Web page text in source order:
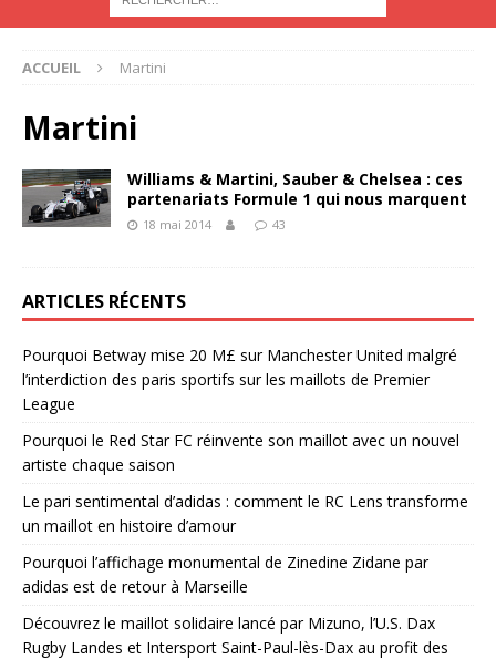
ACCUEIL Martini
Martini
Williams & Martini, Sauber & Chelsea : ces
partenariats Formule 1 qui nous marquent
18 mai 2014 43
ARTICLES RÉCENTS
Pourquoi Betway mise 20 M£ sur Manchester United malgré
l’interdiction des paris sportifs sur les maillots de Premier
League
Pourquoi le Red Star FC réinvente son maillot avec un nouvel
artiste chaque saison
Le pari sentimental d’adidas : comment le RC Lens transforme
un maillot en histoire d’amour
Pourquoi l’affichage monumental de Zinedine Zidane par
adidas est de retour à Marseille
Découvrez le maillot solidaire lancé par Mizuno, l’U.S. Dax
Rugby Landes et Intersport Saint-Paul-lès-Dax au profit des